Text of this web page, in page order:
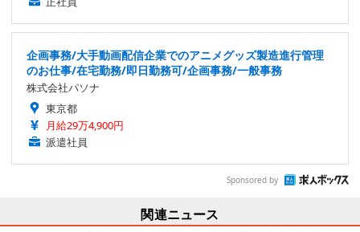
企画事務/大手動画配信企業でのアニメグッズ製造進行管理
のお仕事/在宅勤務/即日勤務可/企画事務/一般事務
株式会社パソナ
東京都
月給29万4,900円
派遣社員
Sponsored by
関連ニュース